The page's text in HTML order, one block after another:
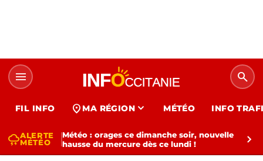
menu search
FIL INFO location_on MA RÉGION expand_more MÉTÉO INFO
thunderstormALERTE
MÉTÉO
Météo : orages ce dimanche soir, nouvelle
hausse du mercure dès ce lundi !
chevron_right